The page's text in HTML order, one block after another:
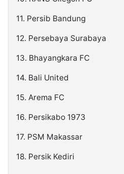
11. Persib Bandung
12. Persebaya Surabaya
13. Bhayangkara FC
14. Bali United
15. Arema FC
16. Persikabo 1973
17. PSM Makassar
18. Persik Kediri